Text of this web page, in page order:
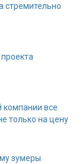
стремительно
компании все
только на цену
зумеры